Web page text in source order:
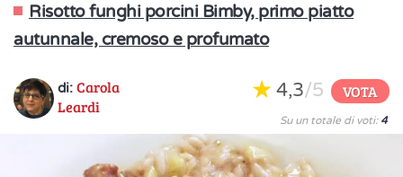
Risotto funghi porcini Bimby, primo piatto
autunnale, cremoso e profumato
di: Carola
Leardi
4,3/5 VOTA
Su un totale di voti: 4